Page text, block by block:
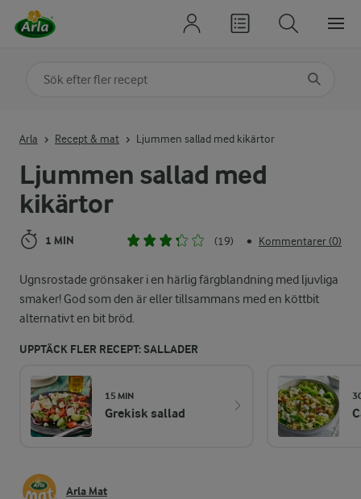
Ljummen sallad med
kikärtor
1 MIN (19) • Kommentarer (0)
Ugnsrostade grönsaker i en härlig färgblandning med ljuvliga
smaker! God som den är eller tillsammans med en köttbit
alternativt en bit bröd.
UPPTÄCK FLER RECEPT: SALLADER
15 MIN
Grekisk sallad
Arla Mat
Arla Recept & mat Ljummen sallad med kikärtor
Sök på kategori eller ingrediens